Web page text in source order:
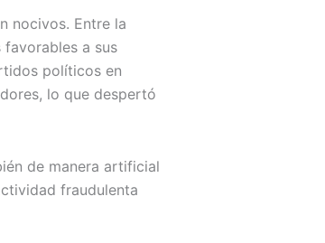
nocivos. Entre la
a sus
políticos en
lo que despertó
de manera artificial
fraudulenta